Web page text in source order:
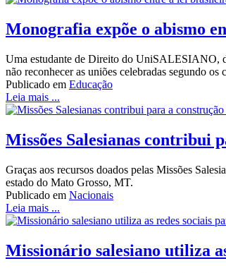
Monografia expõe o abismo
Uma estudante de Direito do UniSALESIANO,
não reconhecer as uniões celebradas segundo
Publicado em Educação
Leia mais ...
Missões Salesianas contribui
Graças aos recursos doados pelas Missões
estado do Mato Grosso, MT.
Publicado em Nacionais
Leia mais ...
Missionário salesiano utiliza